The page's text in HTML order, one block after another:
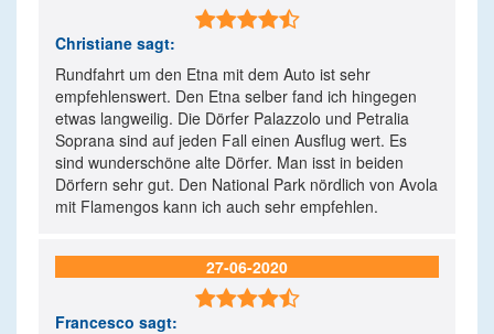

Christiane sagt:
Rundfahrt um den Etna mit dem Auto ist sehr
empfehlenswert. Den Etna selber fand ich hingegen
etwas langweilig. Die Dörfer Palazzolo und Petralia
Soprana sind auf jeden Fall einen Ausflug wert. Es
sind wunderschöne alte Dörfer. Man isst in beiden
Dörfern sehr gut. Den National Park nördlich von Avola
mit Flamengos kann ich auch sehr empfehlen.
27-06-2020

Francesco sagt: